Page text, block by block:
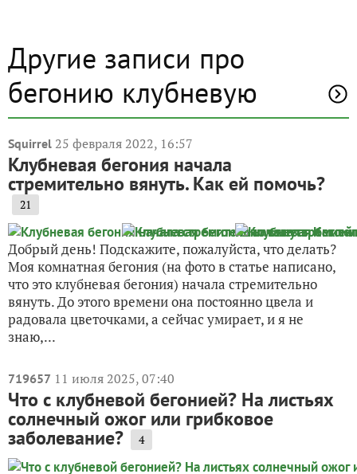
Другие записи про
бегонию клубневую
Squirrel 25 февраля 2022, 16:57
Клубневая бегония начала
стремительно вянуть. Как ей помочь?
21
Добрый день! Подскажите, пожалуйста, что делать?
Моя комнатная бегония (на фото в статье написано,
что это клубневая бегония) начала стремительно
вянуть. До этого времени она постоянно цвела и
радовала цветочками, а сейчас умирает, и я не
знаю,...
719657 11 июля 2025, 07:40
Что с клубневой бегонией? На листьях
солнечный ожог или грибковое
заболевание? 4